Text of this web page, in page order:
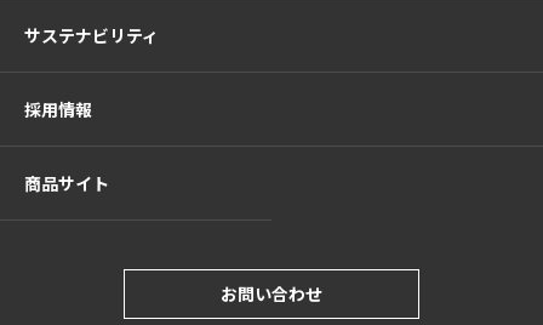
サステナビリティ
採用情報
商品サイト
お問い合わせ